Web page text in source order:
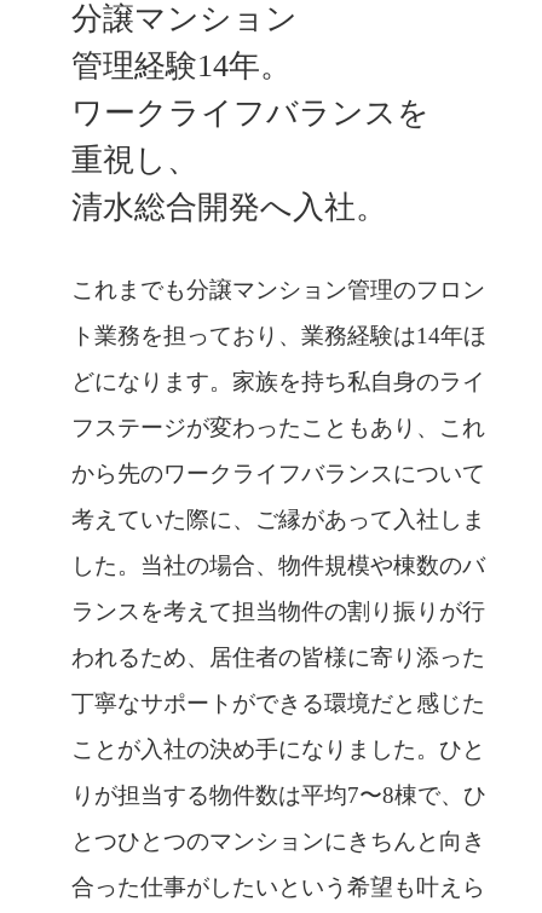
分譲マンション
管理経験14年。
ワークライフバランスを
重視し、
清水総合開発へ入社。
これまでも分譲マンション管理のフロン
ト業務を担っており、業務経験は14年ほ
どになります。家族を持ち私自身のライ
フステージが変わったこともあり、これ
から先のワークライフバランスについて
考えていた際に、ご縁があって入社しま
した。当社の場合、物件規模や棟数のバ
ランスを考えて担当物件の割り振りが行
われるため、居住者の皆様に寄り添った
丁寧なサポートができる環境だと感じた
ことが入社の決め手になりました。ひと
りが担当する物件数は平均7〜8棟で、ひ
とつひとつのマンションにきちんと向き
合った仕事がしたいという希望も叶えら